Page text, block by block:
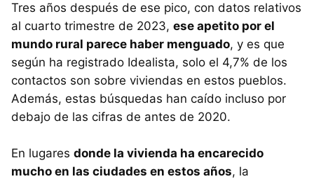
Tres años después de ese pico, con datos relativos
al cuarto trimestre de 2023, ese apetito por el
mundo rural parece haber menguado, y es que
según ha registrado Idealista, solo el 4,7% de los
contactos son sobre viviendas en estos pueblos.
Además, estas búsquedas han caído incluso por
debajo de las cifras de antes de 2020.
En lugares donde la vivienda ha encarecido
mucho en las ciudades en estos años, la